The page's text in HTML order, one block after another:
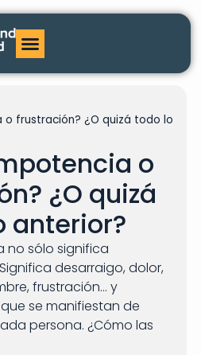
o frustración? ¿O quizá todo lo
o
¿O quizá
anterior?
no sólo significa
desarraigo, dolor,
frustración… y
se manifiestan de
persona. ¿Cómo las